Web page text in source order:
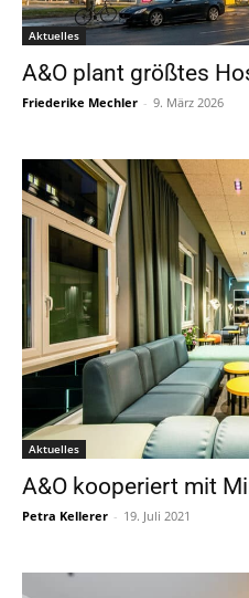
Aktuelles
A&O plant größtes
Friederike Mechler - 9. März 2026
Aktuelles
A&O kooperiert mit
Petra Kellerer - 19. Juli 2021